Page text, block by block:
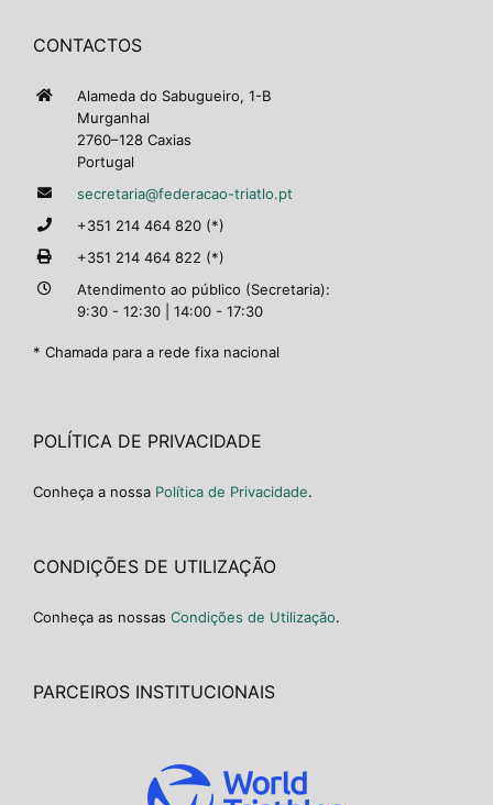
CONTACTOS
Alameda do Sabugueiro, 1-B
Murganhal
2760–128 Caxias
Portugal
secretaria@federacao-triatlo.pt
+351 214 464 820 (*)
+351 214 464 822 (*)
Atendimento ao público (Secretaria):
9:30 - 12:30 | 14:00 - 17:30
* Chamada para a rede fixa nacional
POLÍTICA DE PRIVACIDADE
Conheça a nossa Política de Privacidade.
CONDIÇÕES DE UTILIZAÇÃO
Conheça as nossas Condições de Utilização.
PARCEIROS INSTITUCIONAIS